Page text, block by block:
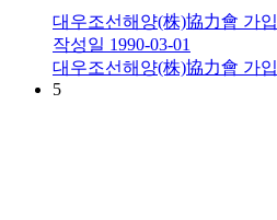
대우조선해양(株)協力會 가입
작성일 1990-03-01
대우조선해양(株)協力會 가입
5